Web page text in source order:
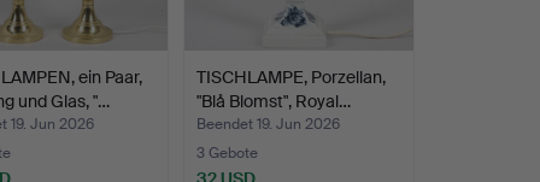
ein Paar,
und Glas, "…
19. Jun 2026
TISCHLAMPE, Porzellan,
"Blå Blomst", Royal…
Beendet 19. Jun 2026
3 Gebote